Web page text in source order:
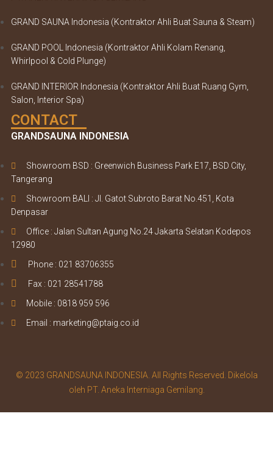
GRAND SAUNA Indonesia (Kontraktor Ahli Buat Sauna & Steam)
GRAND POOL Indonesia (Kontraktor Ahli Kolam Renang,
Whirlpool & Cold Plunge)
GRAND INTERIOR Indonesia (Kontraktor Ahli Buat Ruang Gym,
Salon, Interior Spa)
CONTACT
GRANDSAUNA INDONESIA
Showroom BSD : Greenwich Business Park E17, BSD City,
Tangerang
Showroom BALI : Jl. Gatot Subroto Barat No.451, Kota
Denpasar
Office : Jalan Sultan Agung No.24 Jakarta Selatan Kodepos
12980
Phone : 021 83706355
Fax : 021 28541788
Mobile : 0818 959 596
Email : marketing@ptaig.co.id
© 2023 GRANDSAUNA INDONESIA. All Rights Reserved. Dikelola
oleh PT. Aneka Interniaga Gemilang.